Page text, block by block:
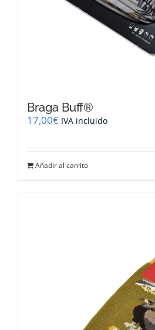
Braga Buff®
17,00€ IVA incluido
Añadir al carrito